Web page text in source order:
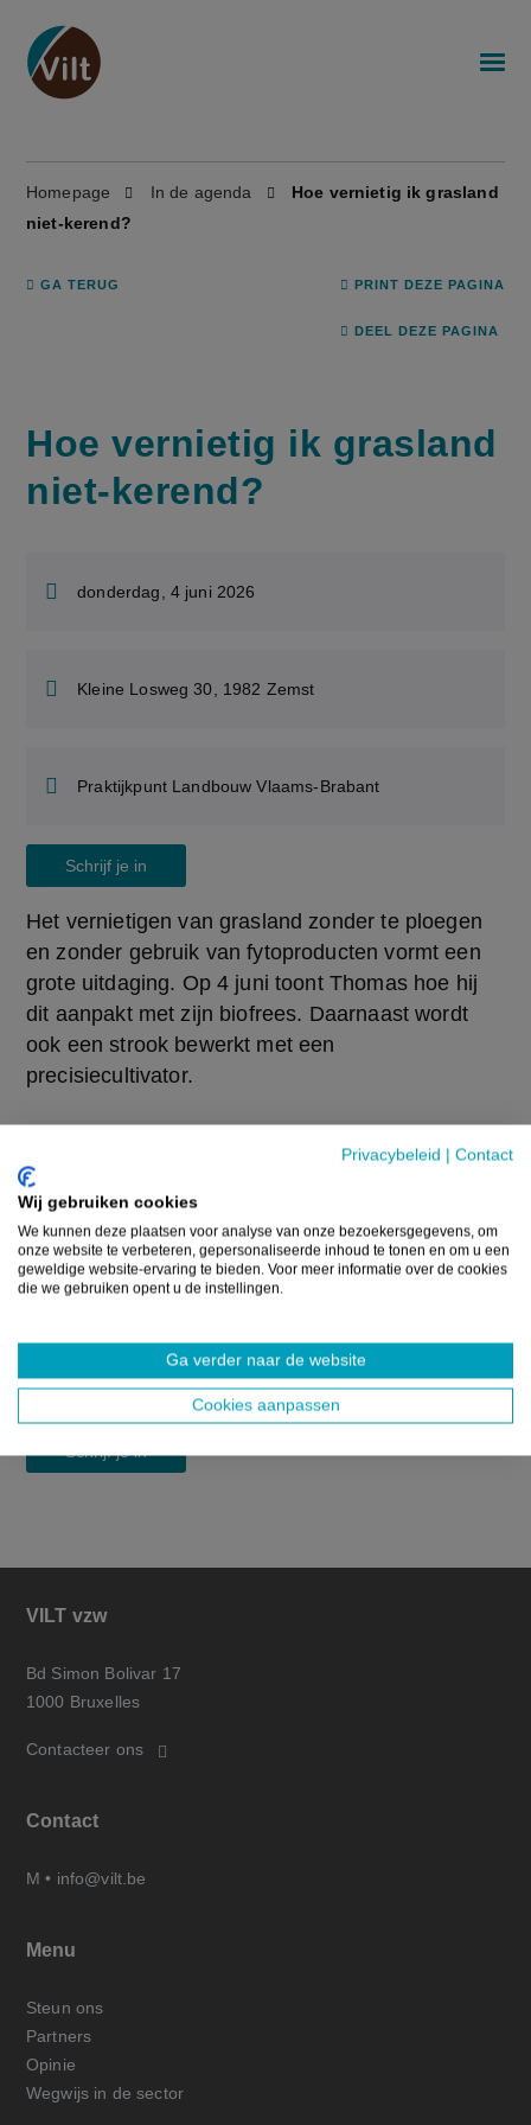
Privacybeleid | Contact
Wij gebruiken cookies
We kunnen deze plaatsen voor analyse van onze bezoekersgegevens, om
onze website te verbeteren, gepersonaliseerde inhoud te tonen en om u een
geweldige website-ervaring te bieden. Voor meer informatie over de cookies
die we gebruiken opent u de instellingen.
Ga verder naar de website
Cookies aanpassen
Homepage In de agenda
Hoe vernietig ik grasland
niet-kerend?
GA TERUG PRINT DEZE PAGINA
DEEL DEZE PAGINA
Hoe vernietig ik grasland
niet-kerend?
donderdag, 4 juni 2026
Kleine Losweg 30, 1982 Zemst
Praktijkpunt Landbouw Vlaams-Brabant
Schrijf je in
Het vernietigen van grasland zonder te ploegen
en zonder gebruik van fytoproducten vormt een
grote uitdaging. Op 4 juni toont Thomas hoe hij
dit aanpakt met zijn biofrees. Daarnaast wordt
ook een strook bewerkt met een
precisiecultivator.
Klik op de kaart om te openen in Google Maps
Schrijf je in
VILT vzw
Bd Simon Bolivar 17
1000 Bruxelles
Contacteer ons
Contact
M • info@vilt.be
Menu
Steun ons
Partners
Opinie
Wegwijs in de sector